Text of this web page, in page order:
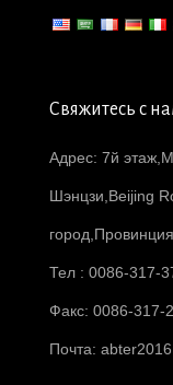
Свяжитесь с
Адрес: 7й
Шэнцзи,Beijing
Тел : 0086-317-
Факс: 0086-317-
Почта: